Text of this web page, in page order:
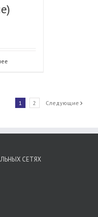
1 2 Следующие
СЕТЯХ